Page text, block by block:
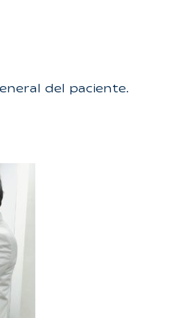
del paciente.